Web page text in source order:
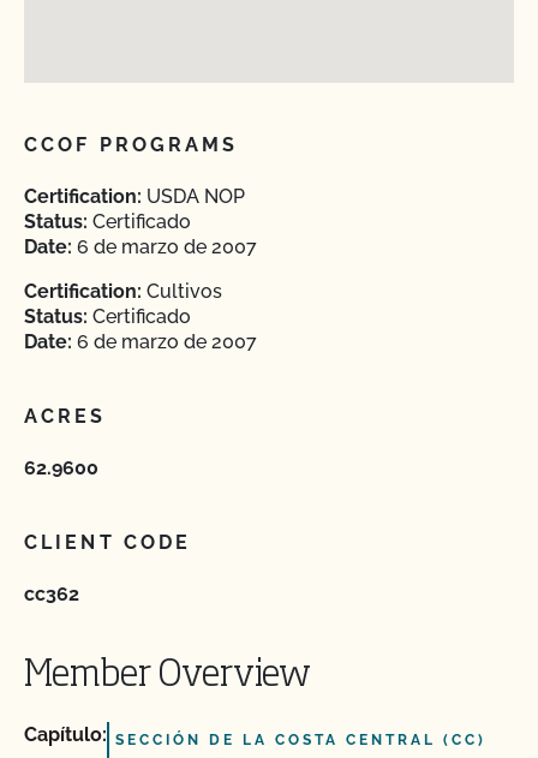
CCOF PROGRAMS
Certification: USDA NOP
Status: Certificado
Date: 6 de marzo de 2007
Certification: Cultivos
Status: Certificado
Date: 6 de marzo de 2007
ACRES
62.9600
CLIENT CODE
cc362
Member Overview
Capítulo: SECCIÓN DE LA COSTA CENTRAL (CC)